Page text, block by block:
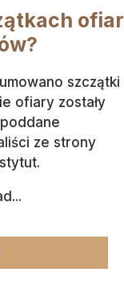
ofiar
szczątki
ofiary zostały
ze strony